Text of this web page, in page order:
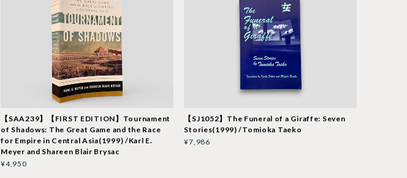
【SAA239】【FIRST EDITION】Tournament
of Shadows: The Great Game and the Race
for Empire in Central Asia(1999) /Karl E.
Meyer and Shareen Blair Brysac
¥4,950
【SJ1052】The Funeral of a Giraffe: Seven
Stories(1999) /Tomioka Taeko
¥7,986